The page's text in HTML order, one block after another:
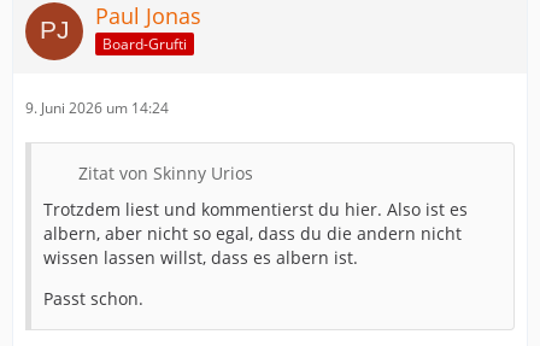
Paul Jonas
Board-Grufti
9. Juni 2026 um 14:24
Zitat von Skinny Urios
Trotzdem liest und kommentierst du hier. Also ist es
albern, aber nicht so egal, dass du die andern nicht
wissen lassen willst, dass es albern ist.
Passt schon.